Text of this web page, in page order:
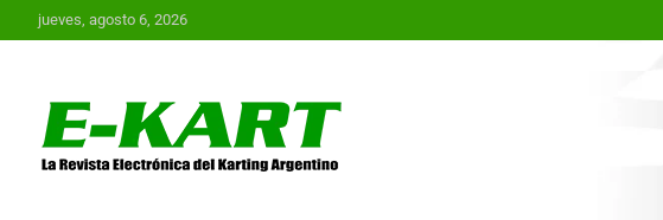
Saltar
al
jueves, agosto 6, 2026